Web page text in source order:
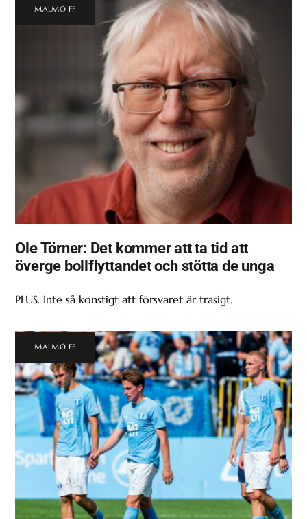
MALMÖ FF
Ole Törner: Det kommer att ta tid att
överge bollflyttandet och stötta de unga
PLUS. Inte så konstigt att försvaret är trasigt.
MALMÖ FF